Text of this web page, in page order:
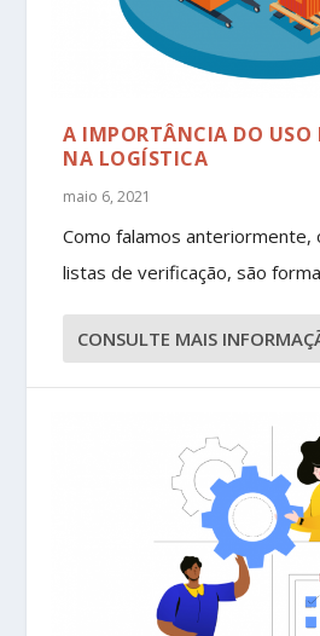
A IMPORTÂNCIA DO USO
NA LOGÍSTICA
maio 6, 2021
Como falamos anteriormente,
listas de verificação, são
CONSULTE MAIS